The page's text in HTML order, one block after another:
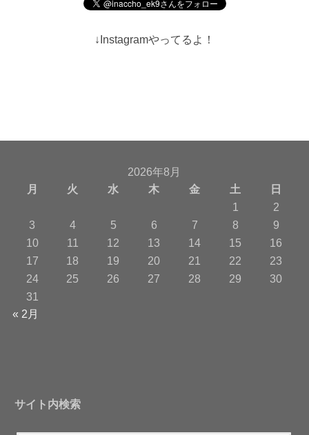
↓Instagramやってるよ！
2026年8月
月
火 水 木 金 土
日
1
2
3
4 5 6 7 8
9
10
11 12 13 14 15
16
17
18 19 20 21 22
23
24
25 26 27 28 29
30
31
« 2月
サイト内検索